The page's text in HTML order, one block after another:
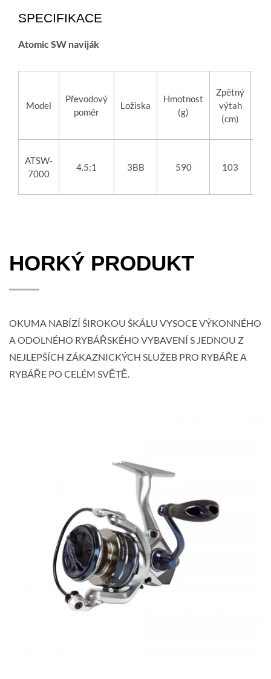
SPECIFIKACE
Atomic SW naviják
Model
Převodový
poměr
Ložiska
Hmotnost
(g)
Zpětný
výtah
(cm)
ATSW-
7000
4.5:1 3BB 590 103
HORKÝ PRODUKT
OKUMA NABÍZÍ ŠIROKOU ŠKÁLU VYSOCE VÝKONNÉHO
A ODOLNÉHO RYBÁŘSKÉHO VYBAVENÍ S JEDNOU Z
NEJLEPŠÍCH ZÁKAZNICKÝCH SLUŽEB PRO RYBÁŘE A
RYBÁŘE PO CELÉM SVĚTĚ.